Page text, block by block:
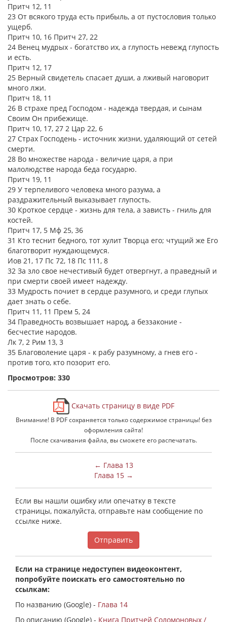
Притч 12, 11
23 От всякого труда есть прибыль, а от пустословия только
ущерб.
Притч 10, 16 Притч 27, 22
24 Венец мудрых - богатство их, а глупость невежд глупость
и есть.
Притч 12, 17
25 Верный свидетель спасает души, а лживый наговорит
много лжи.
Притч 18, 11
26 В страхе пред Господом - надежда твердая, и сынам
Своим Он прибежище.
Притч 10, 17, 27 2 Цар 22, 6
27 Страх Господень - источник жизни, удаляющий от сетей
смерти.
28 Во множестве народа - величие царя, а при
малолюдстве народа беда государю.
Притч 19, 11
29 У терпеливого человека много разума, а
раздражительный выказывает глупость.
30 Кроткое сердце - жизнь для тела, а зависть - гниль для
костей.
Притч 17, 5 Мф 25, 36
31 Кто теснит бедного, тот хулит Творца его; чтущий же Его
благотворит нуждающемуся.
Иов 21, 17 Пс 72, 18 Пс 111, 8
32 За зло свое нечестивый будет отвергнут, а праведный и
при смерти своей имеет надежду.
33 Мудрость почиет в сердце разумного, и среди глупых
дает знать о себе.
Притч 11, 11 Прем 5, 24
34 Праведность возвышает народ, а беззаконие -
бесчестие народов.
Лк 7, 2 Рим 13, 3
35 Благоволение царя - к рабу разумному, а гнев его -
против того, кто позорит его.
Просмотров: 330
Скачать страницу в виде PDF
Внимание! В PDF сохраняется только содержимое страницы! без
оформления сайта!
После скачивания файла, вы сможете его распечатать.
← Глава 13
Глава 15 →
Если вы нашли ошибку или опечатку в тексте
страницы, пожалуйста, отправьте нам сообщение по
ссылке ниже.
Отправить
Если на странице недоступен видеоконтент,
попробуйте поискать его самостоятельно по
ссылкам:
По названию (Google) - Глава 14
По описанию (Google) - Книга Притчей Соломоновых /